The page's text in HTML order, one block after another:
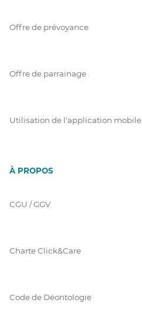
Offre de prévoyance
Offre de parrainage
Utilisation de l'application mobile
À PROPOS
CGU / GGV
Charte Click&Care
Code de Déontologie